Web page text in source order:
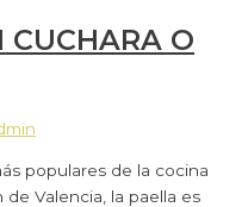
CUCHARA O
populares de la cocina
Valencia, la paella es